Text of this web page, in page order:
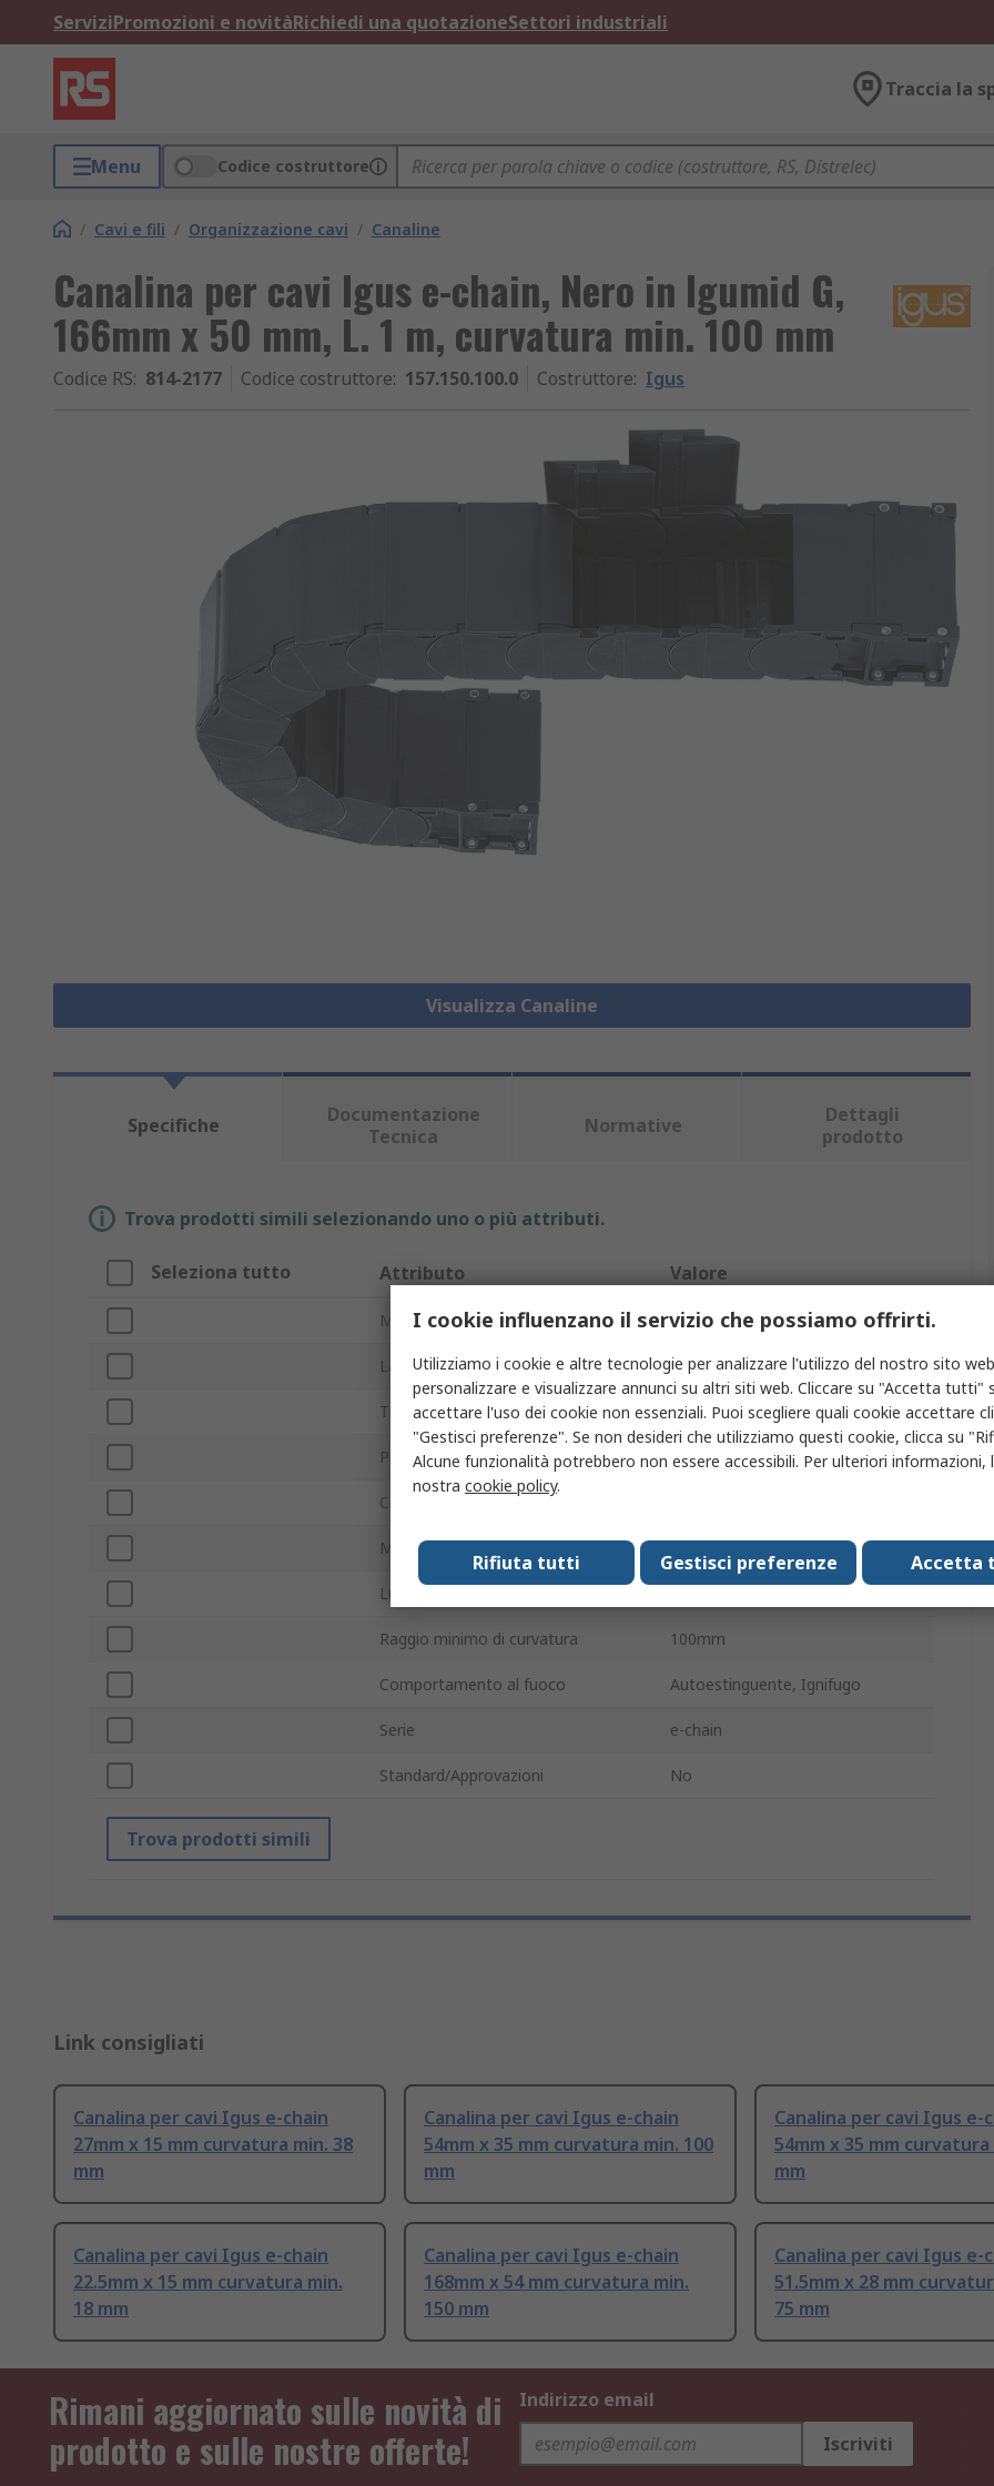
ServiziPromozioni e novitàRichiedi una quotazioneSettori industriali
Traccia la
Menu Codice costruttore
/ Cavi e fili / Organizzazione cavi / Canaline
Canalina per cavi Igus e-chain, Nero in Igumid G,
166mm x 50 mm, L. 1 m, curvatura min. 100 mm
Codice RS: 814-2177 Codice costruttore: 157.150.100.0 Costruttore: Igus
Visualizza Canaline
Specifiche
Documentazione
Tecnica
Normative
Dettagli
prodotto
Trova prodotti simili selezionando uno o più attributi.
Seleziona tutto Attributo Valore
Marchio Igus
Larghezza 166mm
Tipo prodotto Canalina per cavi
Profondità 50mm
Colore
Materiale
Lunghezza
Raggio minimo di curvatura 100mm
Comportamento al fuoco Autoestinguente, Ignifugo
Serie e-chain
Standard/Approvazioni No
Trova prodotti simili
Link consigliati
Canalina per cavi Igus e-chain
27mm x 15 mm curvatura min. 38
mm
Canalina per cavi Igus e-chain
54mm x 35 mm curvatura min. 100
mm
Canalina per cavi Igus e-
54mm x 35 mm curvatura
mm
Canalina per cavi Igus e-chain
22.5mm x 15 mm curvatura min.
18 mm
Canalina per cavi Igus e-chain
168mm x 54 mm curvatura min.
150 mm
Canalina per cavi Igus e-
51.5mm x 28 mm
75 mm
Rimani aggiornato sulle novità di
prodotto e sulle nostre offerte!
Indirizzo email
Iscriviti
I cookie influenzano il servizio che possiamo offrirti.
Utilizziamo i cookie e altre tecnologie per analizzare l'utilizzo del nostro sito
personalizzare e visualizzare annunci su altri siti web. Cliccare su "Accetta tutti"
accettare l'uso dei cookie non essenziali. Puoi scegliere quali cookie accettare
"Gestisci preferenze". Se non desideri che utilizziamo questi cookie, clicca su
Alcune funzionalità potrebbero non essere accessibili. Per ulteriori informazioni,
nostra cookie policy.
Accetta
Gestisci preferenze
Rifiuta tutti